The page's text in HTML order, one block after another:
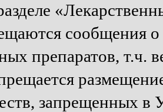
сообщения
препаратов, т.ч.
запрещенных в